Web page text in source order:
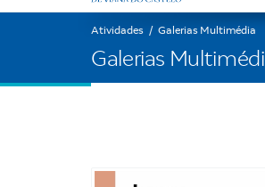
Atividades / Galerias Multimédia
Galerias Multimédi